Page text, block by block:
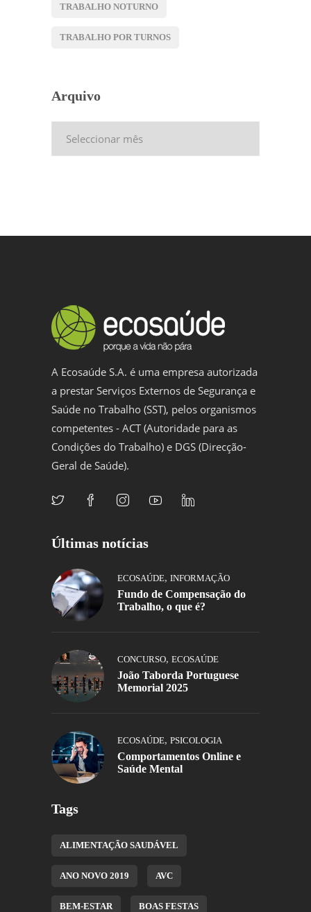
TRABALHO NOTURNO
TRABALHO POR TURNOS
Arquivo
A Ecosaúde S.A. é uma empresa autorizada
a prestar Serviços Externos de Segurança e
Saúde no Trabalho (SST), pelos organismos
competentes - ACT (Autoridade para as
Condições do Trabalho) e DGS (Direcção-
Geral de Saúde).
Últimas notícias
ECOSAÚDE, INFORMAÇÃO
Fundo de Compensação do
Trabalho, o que é?
CONCURSO, ECOSAÚDE
João Taborda Portuguese
Memorial 2025
ECOSAÚDE, PSICOLOGIA
Comportamentos Online e
Saúde Mental
Tags
ALIMENTAÇÃO SAUDÁVEL
ANO NOVO 2019 AVC
BEM-ESTAR BOAS FESTAS